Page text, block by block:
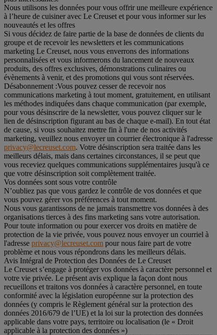
Nous utilisons les données pour vous offrir une meilleure expérience
à l’heure de cuisiner avec Le Creuset et pour vous informer sur les
nouveautés et les offres
Si vous décidez de faire partie de la base de données de clients du
groupe et de recevoir les newsletters et les communications
marketing Le Creuset, nous vous enverrons des informations
personnalisées et vous informerons du lancement de nouveaux
produits, des offres exclusives, démonstrations culinaires ou
évènements à venir, et des promotions qui vous sont réservées.
Désabonnement :Vous pouvez cesser de recevoir nos
communications marketing à tout moment, gratuitement, en utilisant
les méthodes indiquées dans chaque communication (par exemple,
pour vous désinscrire de la newsletter, vous pouvez cliquer sur le
lien de désinscription figurant au bas de chaque e-mail). En tout état
de cause, si vous souhaitez mettre fin à l'une de nos activités
marketing, veuillez nous envoyer un courrier électronique à l'adresse
privacy@lecreuset.com. Votre désinscription sera traitée dans les
meilleurs délais, mais dans certaines circonstances, il se peut que
vous receviez quelques communications supplémentaires jusqu'à ce
que votre désinscription soit complètement traitée.
Vos données sont sous votre contrôle
N’oubliez pas que vous gardez le contrôle de vos données et que
vous pouvez gérer vos préférences à tout moment.
Nous vous garantissons de ne jamais transmettre vos données à des
organisations tierces à des fins marketing sans votre autorisation.
Pour toute information ou pour exercer vos droits en matière de
protection de la vie privée, vous pouvez nous envoyer un courriel à
l'adresse privacy@lecreuset.com pour nous faire part de votre
problème et nous vous répondrons dans les meilleurs délais.
Avis Intégral de Protection des Données de Le Creuset
Le Creuset s’engage à protéger vos données à caractère personnel et
votre vie privée. Le présent avis explique la façon dont nous
recueillons et traitons vos données à caractère personnel, en toute
conformité avec la législation européenne sur la protection des
données (y compris le Règlement général sur la protection des
données 2016/679 de l’UE) et la loi sur la protection des données
applicable dans votre pays, territoire ou localisation (le « Droit
applicable à la protection des données »)